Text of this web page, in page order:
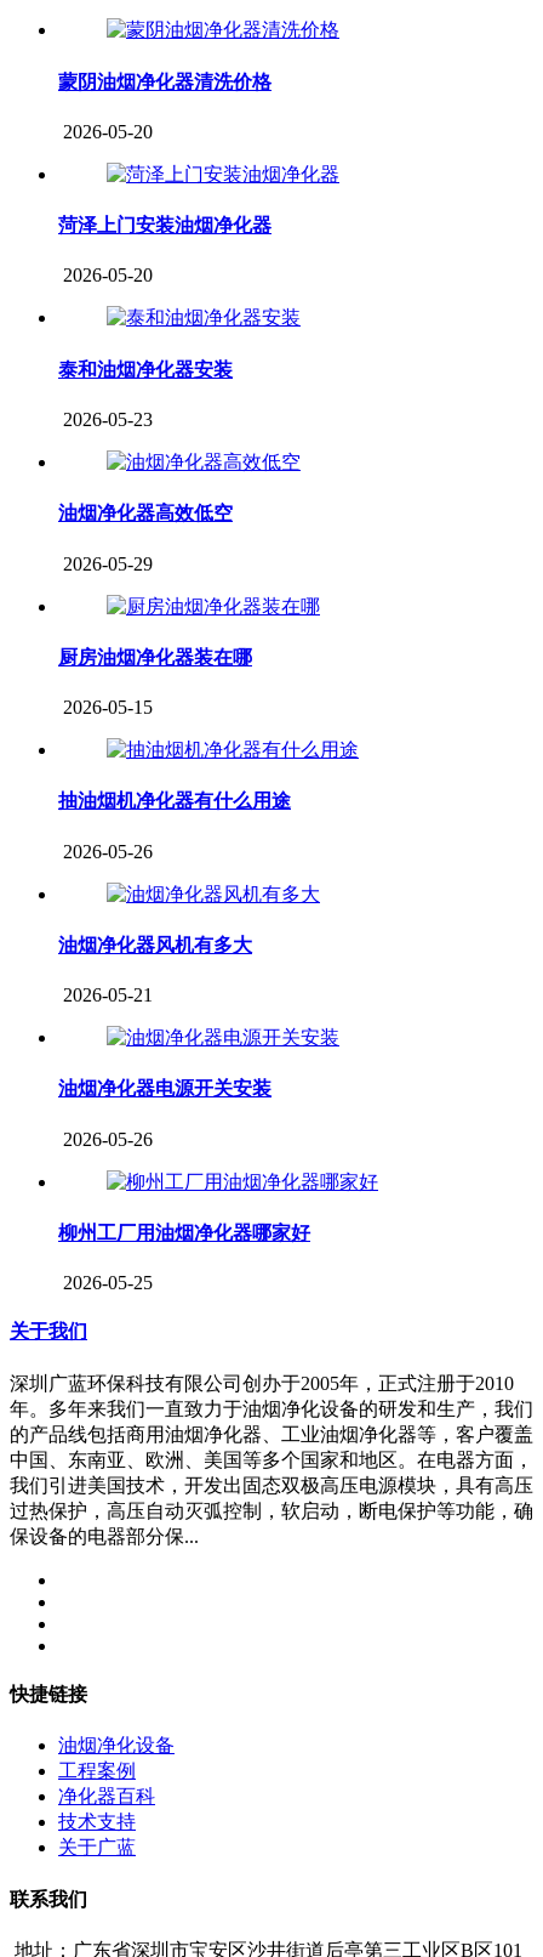
蒙阴油烟净化器清洗价格
2026-05-20
菏泽上门安装油烟净化器
2026-05-20
泰和油烟净化器安装
2026-05-23
油烟净化器高效低空
2026-05-29
厨房油烟净化器装在哪
2026-05-15
抽油烟机净化器有什么用途
2026-05-26
油烟净化器风机有多大
2026-05-21
油烟净化器电源开关安装
2026-05-26
柳州工厂用油烟净化器哪家好
2026-05-25
关于我们
深圳广蓝环保科技有限公司创办于2005年，正式注册于2010
年。多年来我们一直致力于油烟净化设备的研发和生产，我们
的产品线包括商用油烟净化器、工业油烟净化器等，客户覆盖
中国、东南亚、欧洲、美国等多个国家和地区。在电器方面，
我们引进美国技术，开发出固态双极高压电源模块，具有高压
过热保护，高压自动灭弧控制，软启动，断电保护等功能，确
保设备的电器部分保...
快捷链接
油烟净化设备
工程案例
净化器百科
技术支持
关于广蓝
联系我们
地址：广东省深圳市宝安区沙井街道后亭第三工业区B区101